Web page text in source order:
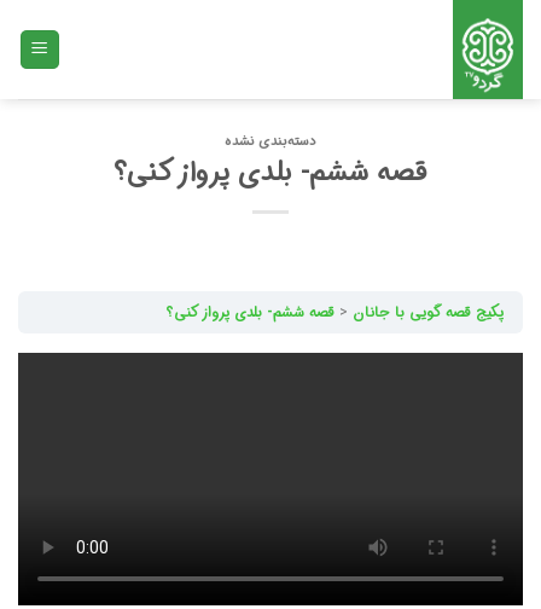
content
دسته‌بندی نشده
قصه ششم- بلدی پرواز کنی؟
پکیج قصه گویی با جانان قصه ششم- بلدی پرواز کنی؟